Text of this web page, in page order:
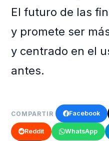
El futuro de las
y promete ser
y centrado en el
antes.
COMPARTIR Facebook
Reddit WhatsApp